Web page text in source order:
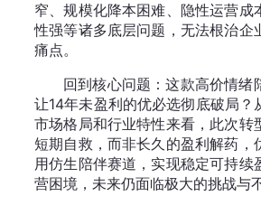
窄、规模化降本困难、隐性运营成
性强等诸多底层问题，无法根治企
痛点。
回到核心问题：这款高价情绪
让14年未盈利的优必选彻底破局？
市场格局和行业特性来看，此次转
短期自救，而非长久的盈利解药，
用仿生陪伴赛道，实现稳定可持续
营困境，未来仍面临极大的挑战与